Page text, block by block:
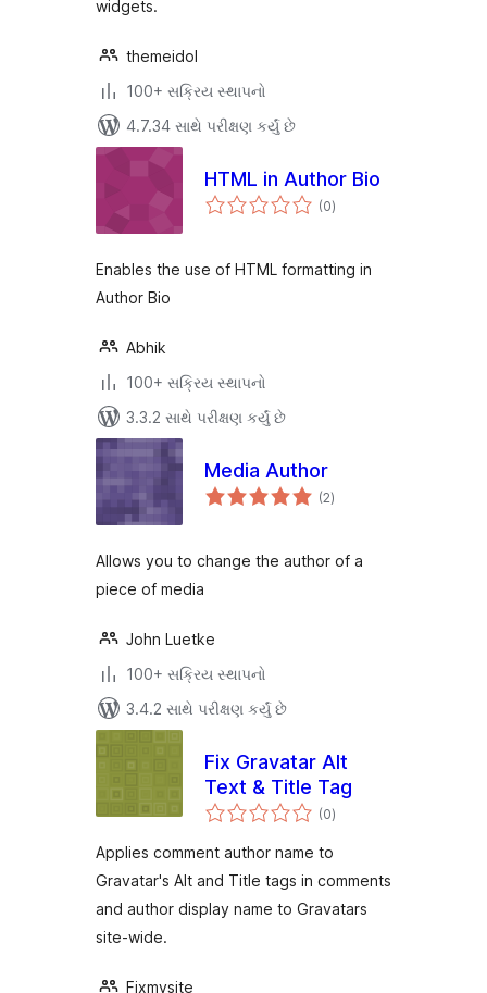
widgets.
themeidol
100+ સક્રિય સ્થાપનો
4.7.34 સાથે પરીક્ષણ કર્યું છે
HTML in Author Bio
(0કુલ
રેટિંગ્સ
)
Enables the use of HTML formatting in
Author Bio
Abhik
100+ સક્રિય સ્થાપનો
3.3.2 સાથે પરીક્ષણ કર્યું છે
Media Author
(2કુલ
રેટિંગ્સ
)
Allows you to change the author of a
piece of media
John Luetke
100+ સક્રિય સ્થાપનો
3.4.2 સાથે પરીક્ષણ કર્યું છે
Fix Gravatar Alt
Text & Title Tag
(0કુલ
રેટિંગ્સ
)
Applies comment author name to
Gravatar's Alt and Title tags in comments
and author display name to Gravatars
site-wide.
Fixmysite